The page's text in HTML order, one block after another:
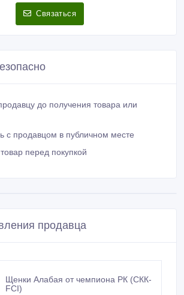
Связаться
до получения товара или
с продавцом в публичном месте
перед покупкой
продавца
Щенки Алабая от чемпиона РК (СКК-
FCI)